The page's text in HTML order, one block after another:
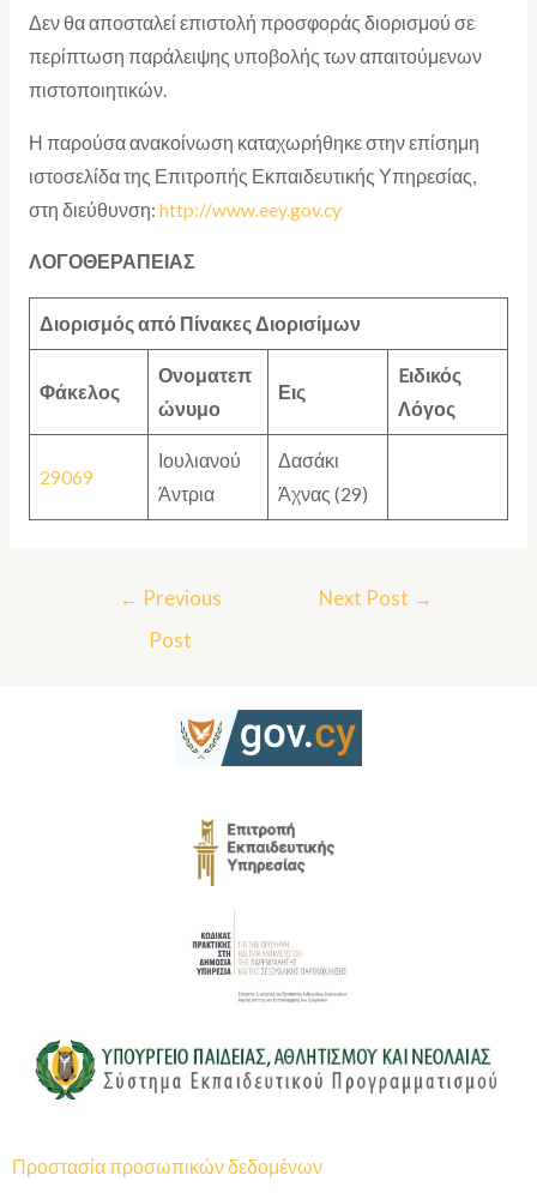
Δεν θα αποσταλεί επιστολή προσφοράς διορισμού σε
περίπτωση παράλειψης υποβολής των απαιτούμενων
πιστοποιητικών.
Η παρούσα ανακοίνωση καταχωρήθηκε στην επίσημη
ιστοσελίδα της Επιτροπής Εκπαιδευτικής Υπηρεσίας,
στη διεύθυνση: http://www.eey.gov.cy
ΛΟΓΟΘΕΡΑΠΕΙΑΣ
Διορισμός από Πίνακες Διορισίμων
Φάκελος
Ονοματεπ
ώνυμο
Εις
Eιδικός
Λόγος
29069
Ιουλιανού
Άντρια
Δασάκι
Άχνας (29)
← Previous
Post
Next Post →
Προστασία προσωπικών δεδομένων